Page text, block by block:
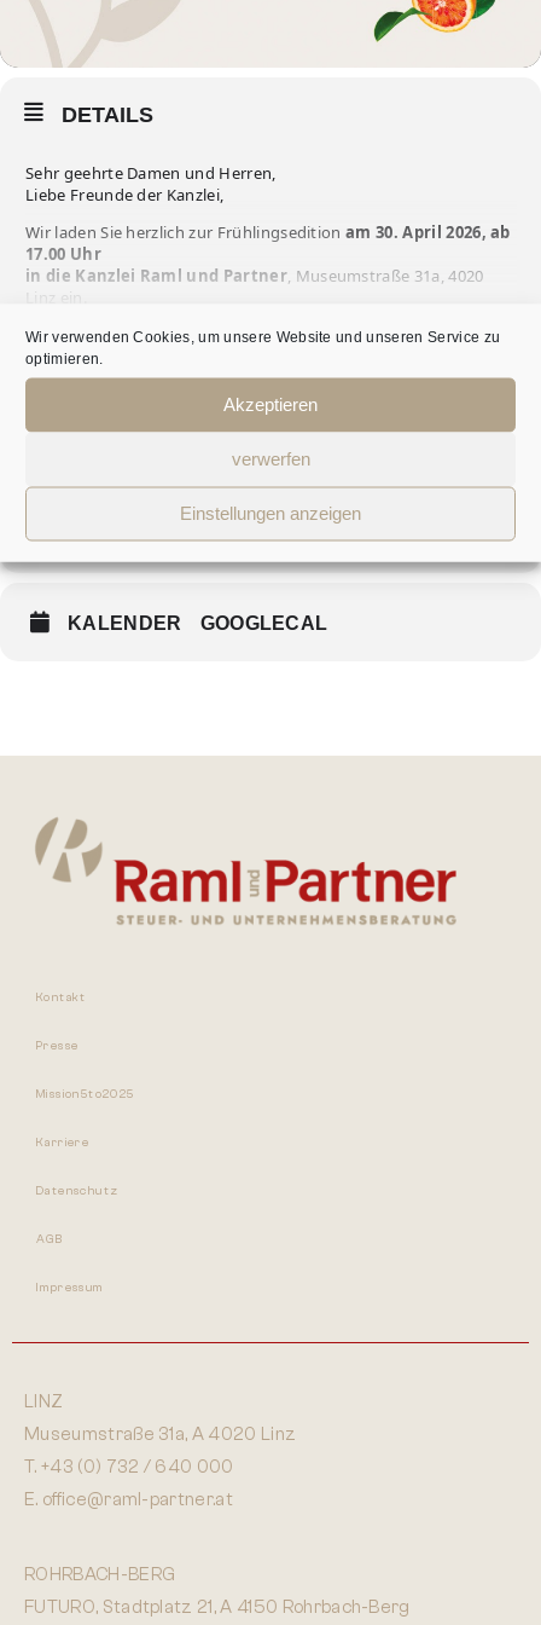
Wir verwenden Cookies, um unsere Website und unseren Service zu
optimieren.
Akzeptieren
verwerfen
Einstellungen anzeigen
DETAILS
Sehr geehrte Damen und Herren,
Liebe Freunde der Kanzlei,
Wir laden Sie herzlich zur Frühlingsedition am 30. April 2026, ab
17.00 Uhr
in die Kanzlei Raml und Partner, Museumstraße 31a, 4020
Linz ein.
Freuen Sie sich auf einen angenehmen Abend mit anregenden
Gesprächen, spannenden Begegnungen und persönlichem
Austausch in entspannter Atmosphäre.
Für Ihr leibliches Wohl ist selbstverständlich gesorgt.
Ihr Team von Raml und Partner
Damit wir uns als guter Gastgeber präsentieren können, freuen
per E-Mail an event@raml-partner.at oder telefonisch unter +43
(GMT+02:00)
KALENDER GOOGLECAL
Kontakt
Presse
Mission5to2025
Karriere
Datenschutz
AGB
Impressum
LINZ
Museumstraße 31a, A 4020 Linz
T. +43 (0) 732 / 640 000
E. office@raml-partner.at
ROHRBACH-BERG
FUTURO, Stadtplatz 21, A 4150 Rohrbach-Berg